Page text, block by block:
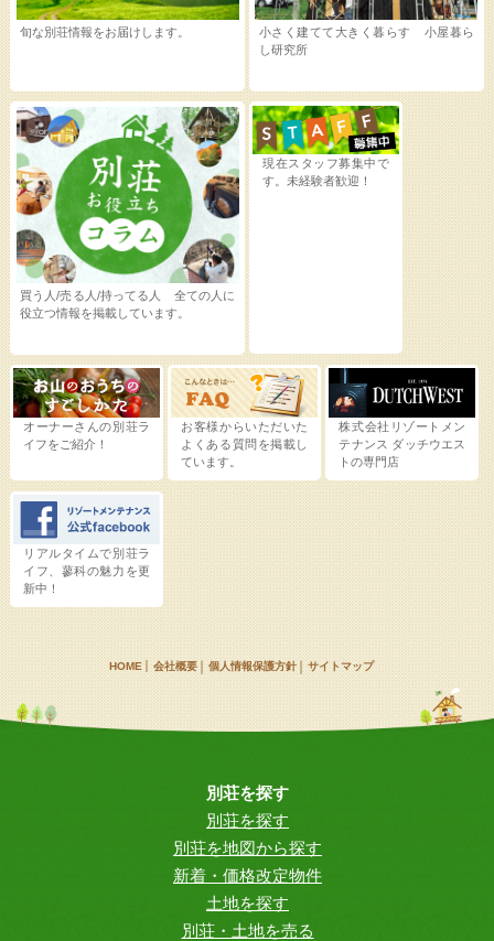
旬な別荘情報をお届けします。
買う人/売る人/持ってる人 全ての人に
役立つ情報を掲載しています。
小さく建てて大きく暮らす 小屋暮ら
し研究所
現在スタッフ募集中で
す。未経験者歓迎！
オーナーさんの別荘ラ
イフをご紹介！
お客様からいただいた
よくある質問を掲載し
ています。
株式会社リゾートメン
テナンス ダッチウエス
トの専門店
リアルタイムで別荘ラ
イフ、蓼科の魅力を更
新中！
HOME 会社概要 個人情報保護方針 サイトマップ
別荘を探す
別荘を探す
別荘を地図から探す
新着・価格改定物件
土地を探す
別荘・土地を売る